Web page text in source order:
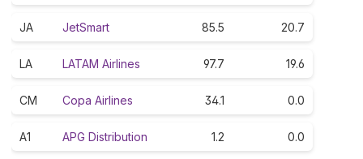
JA JetSmart 85.5 20.7
LA LATAM Airlines 97.7 19.6
CM Copa Airlines 34.1 0.0
A1 APG Distribution 1.2 0.0